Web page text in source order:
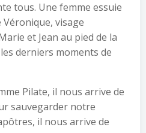
tous. Une femme essuie
visage
et Jean au pied de la
derniers moments de
Pilate, il nous arrive de
sauvegarder notre
il nous arrive de